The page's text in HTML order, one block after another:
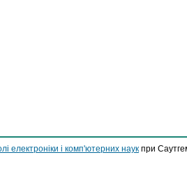
електроніки і комп'ютерних наук при